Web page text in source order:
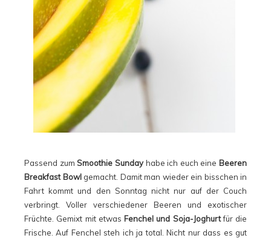
Passend zumSmoothie Sundayhabe ich euch eine Beeren
Breakfast Bowlgemacht. Damit man wieder ein bisschen in
Fahrt kommt und den Sonntag nicht nur auf der Couch
verbringt. Voller verschiedener Beeren und exotischer
Früchte. Gemixt mit etwas Fenchel und Soja-Joghurtfür die
Frische. Auf Fenchel steh ich ja total. Nicht nur dass es gut